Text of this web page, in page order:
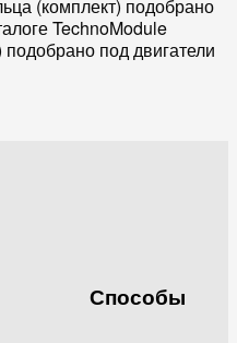
(комплект) подобрано
TechnoModule
под двигатели
Способы